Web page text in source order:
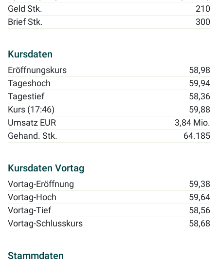
Geld Stk.
210
Brief Stk.
300
Kursdaten
Eröffnungskurs
58,98
Tageshoch
59,94
Tagestief
58,36
Kurs (17:46)
59,88
Umsatz EUR
3,84 Mio.
Gehand. Stk.
64.185
Kursdaten Vortag
Vortag-Eröffnung
59,38
Vortag-Hoch
59,64
Vortag-Tief
58,56
Vortag-Schlusskurs
58,68
Stammdaten